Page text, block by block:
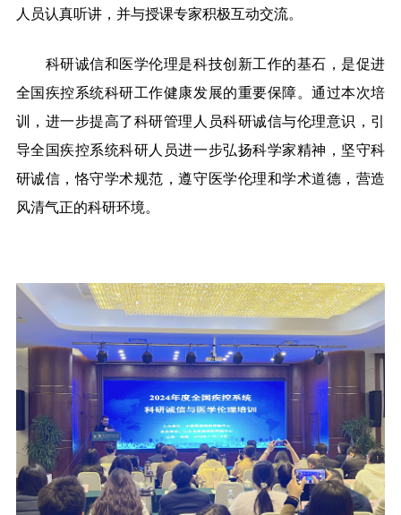
人员认真听讲，并与授课专家积极互动交流。
科研诚信和医学伦理是科技创新工作的基石，是促进
全国疾控系统科研工作健康发展的重要保障。通过本次培
训，进一步提高了科研管理人员科研诚信与伦理意识，引
导全国疾控系统科研人员进一步弘扬科学家精神，坚守科
研诚信，恪守学术规范，遵守医学伦理和学术道德，营造
风清气正的科研环境。